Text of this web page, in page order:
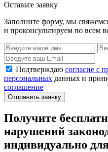
Оставьте заявку
Заполните форму, мы
и проконсультируем по всем
Подтверждаю согласие с
персональных данных и
соглашение
Отправить заявку
Получите
нарушений
индивидуально